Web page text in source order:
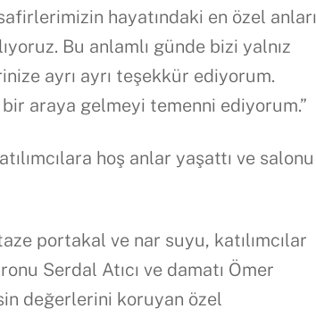
hayatındaki en özel anları
Bu anlamlı günde bizi yalnız
ayrı ayrı teşekkür ediyorum.
araya gelmeyi temenni ediyorum.”
hoş anlar yaşattı ve salonu
portakal ve nar suyu, katılımcılar
Serdal Atıcı ve damatı Ömer
değerlerini koruyan özel